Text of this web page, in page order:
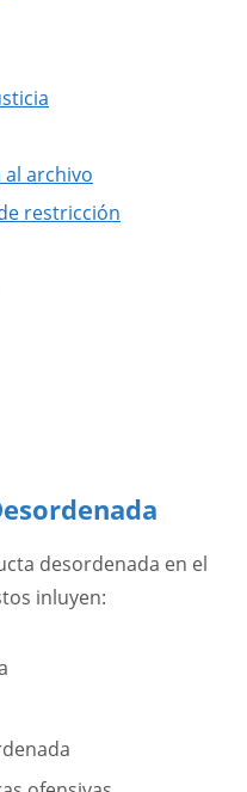
archivo
restricción
desordenada en el
inluyen: